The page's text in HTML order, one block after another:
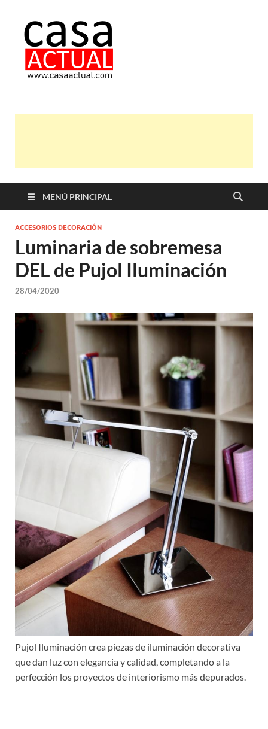
MENÚ PRINCIPAL
ACCESORIOS DECORACIÓN
Luminaria de sobremesa
DEL de Pujol Iluminación
28/04/2020
Pujol Iluminación crea piezas de iluminación decorativa
que dan luz con elegancia y calidad, completando a la
perfección los proyectos de interiorismo más depurados.